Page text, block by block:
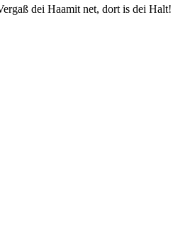
dei Haamit net, dort is dei Halt!